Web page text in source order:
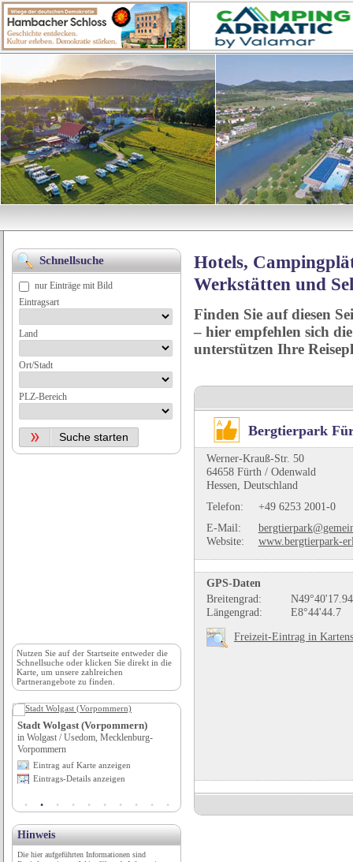
Hotels,
Werkstätten und
Finden Sie auf diesen
– hier empfehlen sich
unterstützen Ihre
Bergtierpark
Werner-Krauß-Str. 50
64658 Fürth / Odenwald
Hessen, Deutschland
Telefon:
+49 6253 2001-0
E-Mail:
Website:
www.bergtierpark-
GPS-Daten
Breitengrad:
N49°40'17.94
Längengrad:
E8°44'44.7
Freizeit-Eintrag in
Schnellsuche
nur Einträge mit Bild
Eintragsart
Land
Ort/Stadt
PLZ-Bereich
Nutzen Sie auf der Startseite entweder die
Schnellsuche oder klicken Sie direkt in die
Karte, um unsere zahlreichen
Partnerangebote zu finden.
Stadt Wolgast (Vorpommern)
in Wolgast / Usedom, Mecklenburg-
Vorpommern
Eintrag auf Karte anzeigen
Eintrags-Details anzeigen
Hinweis
Die hier aufgeführten Informationen sind